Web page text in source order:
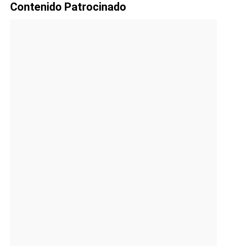
Contenido Patrocinado